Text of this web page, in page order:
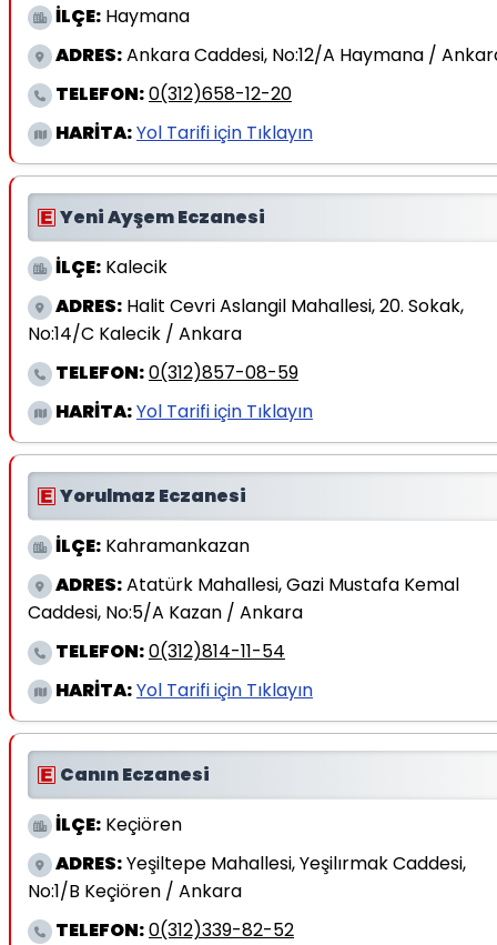
İLÇE: Haymana
ADRES:Ankara Caddesi, No:12/A Haymana /
TELEFON:0(312)658-12-20
HARİTA:Yol Tarifi için Tıklayın
Yeni Ayşem Eczanesi
İLÇE: Kalecik
ADRES: Halit Cevri Aslangil Mahallesi, 20. Sokak,
No:14/C Kalecik / Ankara
TELEFON:0(312)857-08-59
HARİTA:Yol Tarifi için Tıklayın
Yorulmaz Eczanesi
İLÇE: Kahramankazan
ADRES:Atatürk Mahallesi, Gazi Mustafa Kemal
Caddesi, No:5/A Kazan / Ankara
TELEFON:0(312)814-11-54
HARİTA:Yol Tarifi için Tıklayın
Canın Eczanesi
İLÇE: Keçiören
ADRES:Yeşiltepe Mahallesi, Yeşilırmak Caddesi,
No:1/B Keçiören / Ankara
TELEFON:0(312)339-82-52